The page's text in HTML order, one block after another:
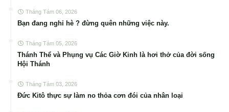
Tháng Tám 06, 2026
Bạn đang nghỉ hè ? đừng quên những việc này.
Tháng Tám 05, 2026
Thánh Thể và Phụng vụ Các Giờ Kinh là hơi thở của đời sống
Hội Thánh
Tháng Tám 03, 2026
Đức Kitô thực sự làm no thỏa cơn đói của nhân loại